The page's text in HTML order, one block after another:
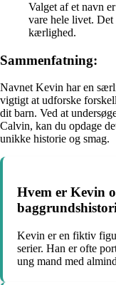
Valget af et navn
vare hele livet.
kærlighed.
Sammenfatning:
Navnet Kevin har en
vigtigt at udforske
dit barn. Ved at
Calvin, kan du opdage
unikke historie og smag.
Hvem er Kevin
Kevin er en fiktiv
serier. Han er ofte
ung mand med